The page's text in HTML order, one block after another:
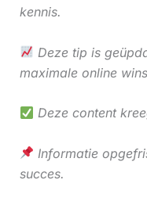
kennis.
Deze tip is
maximale online
Deze content
Informatie
succes.